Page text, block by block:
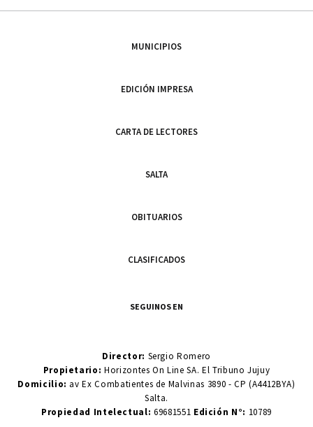
MUNICIPIOS
EDICIÓN IMPRESA
CARTA DE LECTORES
SALTA
OBITUARIOS
CLASIFICADOS
SEGUINOS EN
Director: Sergio Romero
Propietario:Horizontes On Line SA. El Tribuno Jujuy
Domicilio: av Ex Combatientes de Malvinas 3890 - CP (A4412BYA)
Salta.
Propiedad Intelectual: 69681551 Edición N°: 10789